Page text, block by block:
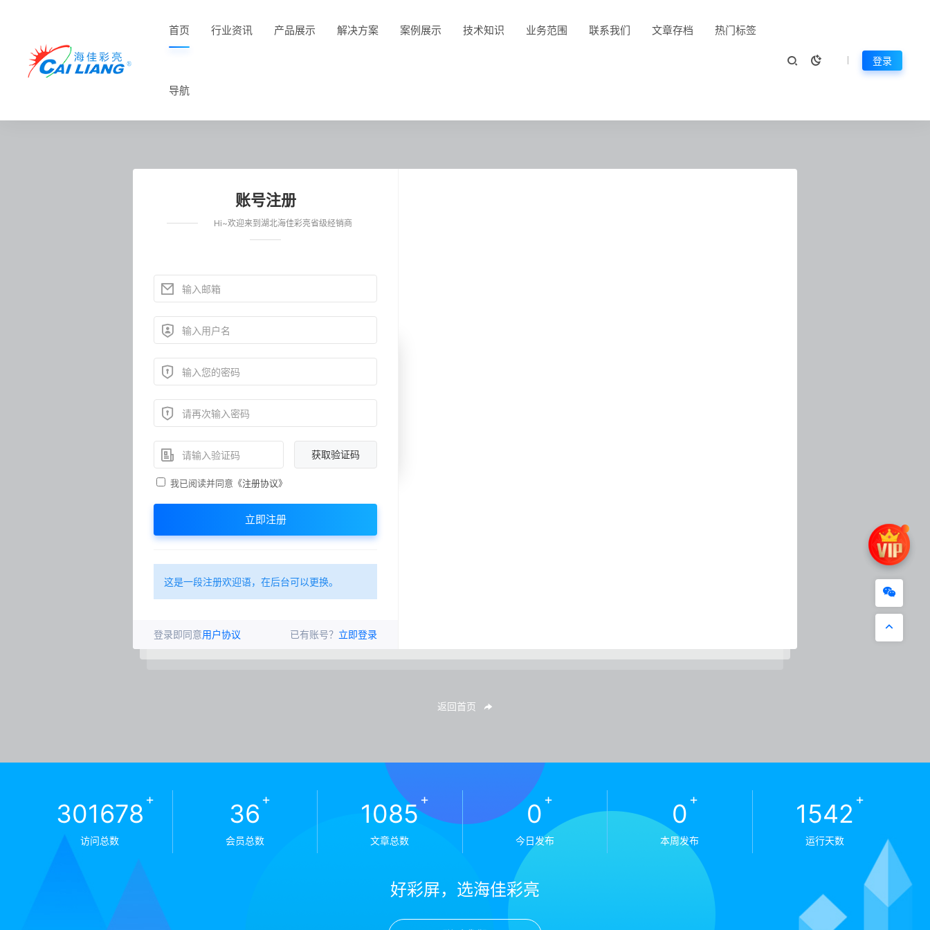
首页 行业资讯 产品展示 解决方案 案例展示 技术知识 业务范围 联系我们 文章存档 热门标签
导航
登录
账号注册
Hi~欢迎来到湖北海佳彩亮省级经销商
获取验证码
我已阅读并同意 《注册协议》
立即注册
这是一段注册欢迎语，在后台可以更换。
登录即同意用户协议 已有账号？ 立即登录
注册方式
返回首页
301678 +
访问总数
36+
会员总数
1085+
文章总数
0 +
今日发布
0 +
本周发布
1542 +
运行天数
好彩屏，选海佳彩亮